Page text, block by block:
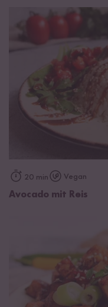
20 min Vegan
Avocado mit Reis